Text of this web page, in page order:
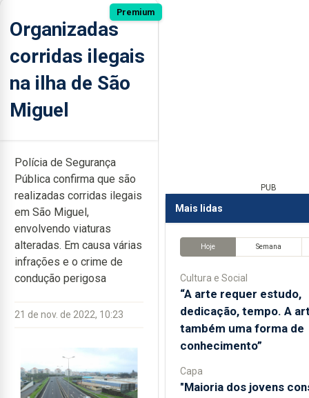
Premium
Organizadas
corridas ilegais
na ilha de São
Miguel
Polícia de Segurança
Pública confirma que são
realizadas corridas ilegais
em São Miguel,
envolvendo viaturas
alteradas. Em causa várias
infrações e o crime de
condução perigosa
21 de nov. de 2022, 10:23
PUB
Mais lidas
Hoje Semana
Cultura e Social
“A arte requer estudo,
dedicação, tempo. A
também uma forma de
conhecimento”
Capa
"Maioria dos jovens